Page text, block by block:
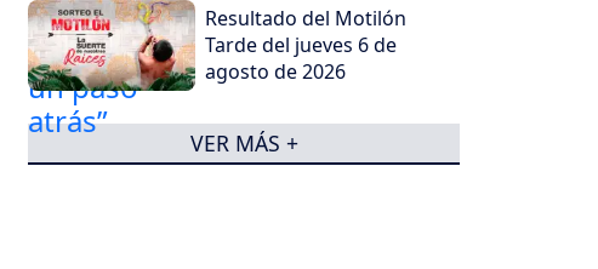
Resultado del Motilón
Tarde del jueves 6 de
agosto de 2026
VER MÁS +